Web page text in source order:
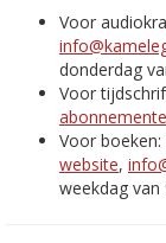
Voor
donderdag
Voor
Voor
website,
weekdag